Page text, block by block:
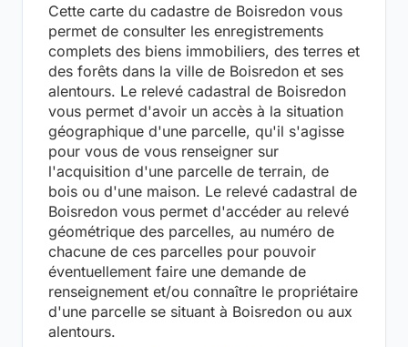
Cette carte du cadastre de Boisredon vous
permet de consulter les enregistrements
complets des biens immobiliers, des terres et
des forêts dans la ville de Boisredon et ses
alentours. Le relevé cadastral de Boisredon
vous permet d'avoir un accès à la situation
géographique d'une parcelle, qu'il s'agisse
pour vous de vous renseigner sur
l'acquisition d'une parcelle de terrain, de
bois ou d'une maison. Le relevé cadastral de
Boisredon vous permet d'accéder au relevé
géométrique des parcelles, au numéro de
chacune de ces parcelles pour pouvoir
éventuellement faire une demande de
renseignement et/ou connaître le propriétaire
d'une parcelle se situant à Boisredon ou aux
alentours.